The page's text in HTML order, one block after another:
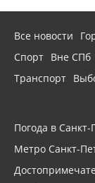
Все новости
Спорт Вне СПб
Транспорт
Погода в Санкт-
Метро Санкт-